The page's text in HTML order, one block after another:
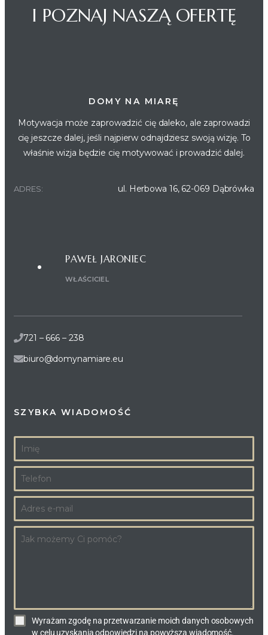
I POZNAJ NASZĄ OFERTĘ
DOMY NA MIARĘ
Motywacja może zaprowadzić cię daleko, ale zaprowadzi
cię jeszcze dalej, jeśli najpierw odnajdziesz swoją wizję. To
właśnie wizja będzie cię motywować i prowadzić dalej.
ADRES: ul. Herbowa 16, 62-069 Dąbrówka
PAWEŁ JARONIEC
WŁAŚCICIEL
721 – 666 – 238
biuro@domynamiare.eu
SZYBKA WIADOMOŚĆ
Wyrażam zgodę na przetwarzanie moich danych osobowych
w celu uzyskania odpowiedzi na powyższą wiadomość.